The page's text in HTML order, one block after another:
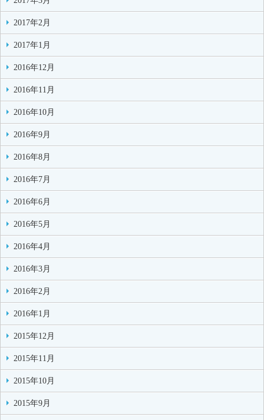
2017年2月
2017年1月
2016年12月
2016年11月
2016年10月
2016年9月
2016年8月
2016年7月
2016年6月
2016年5月
2016年4月
2016年3月
2016年2月
2016年1月
2015年12月
2015年11月
2015年10月
2015年9月